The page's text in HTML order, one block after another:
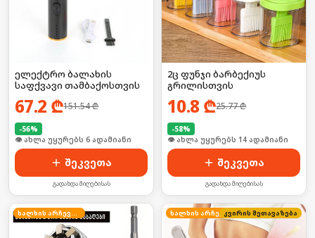
ელექტრო ბალახის
საფქვავი თამბაქოსთვის
67.2 ₾151.54₾
-56%
🛒 ბოლო 24სთ-ში იყიდა 9-მა
შეკვეთა
გადახდა მიღებისას
2ც ფუნჯი ბარბექიუს
გრილისთვის
10.8 ₾25.77₾
-58%
🛒 ბოლო 24სთ-ში იყიდა 18-მა
შეკვეთა
გადახდა მიღებისას
ხალხის არჩევანი ხალხის არჩევანი
კვირის შეთავაზება